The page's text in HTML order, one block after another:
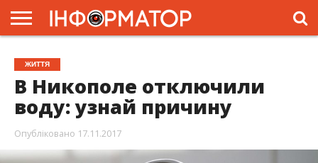
ГОЛОВНА
ЖИТТЯ
ВЛАДА
ГРОШІ
ТРЕШ
ПРЕС-
РЕЛІЗИ
РЕКЛАМА
ПРОЕКТИ
ЖИТТЯ
В Никополе отключили
воду: узнай причину
Опубліковано 17.11.2017